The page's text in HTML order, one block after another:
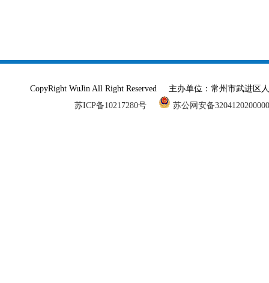
CopyRight WuJin All Right Reserved 主办单位：常州市武进
苏ICP备10217280号
苏公网安备